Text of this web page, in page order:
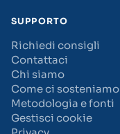
SUPPORTO
Richiedi consigli
Contattaci
Chi siamo
Come ci sosteniamo
Metodologia e fonti
Gestisci cookie